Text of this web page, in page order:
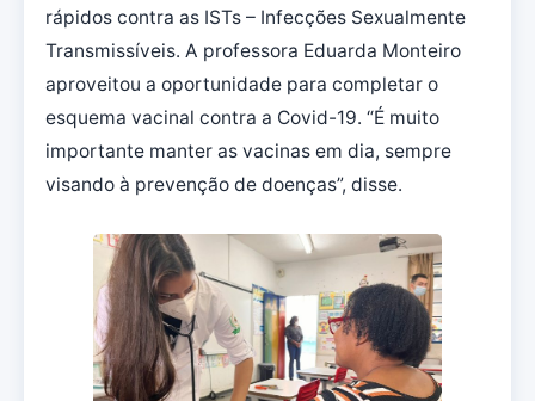
rápidos contra as ISTs – Infecções Sexualmente
Transmissíveis. A professora Eduarda Monteiro
aproveitou a oportunidade para completar o
esquema vacinal contra a Covid-19. “É muito
importante manter as vacinas em dia, sempre
visando à prevenção de doenças”, disse.